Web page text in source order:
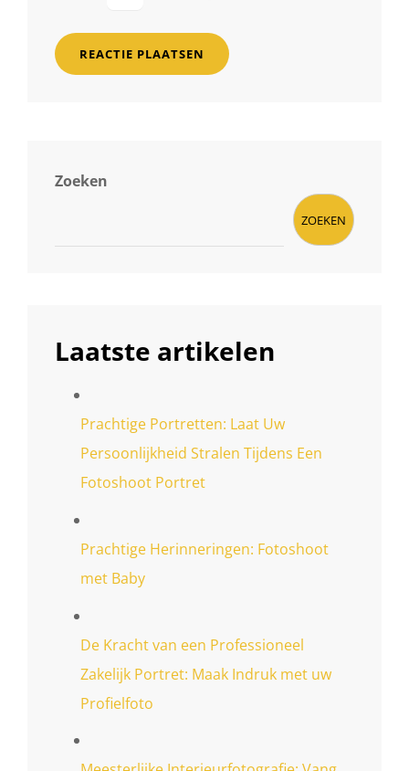
Zoeken
ZOEKEN
Laatste artikelen
Prachtige Portretten: Laat Uw
Persoonlijkheid Stralen Tijdens Een
Fotoshoot Portret
Prachtige Herinneringen: Fotoshoot
met Baby
De Kracht van een Professioneel
Zakelijk Portret: Maak Indruk met uw
Profielfoto